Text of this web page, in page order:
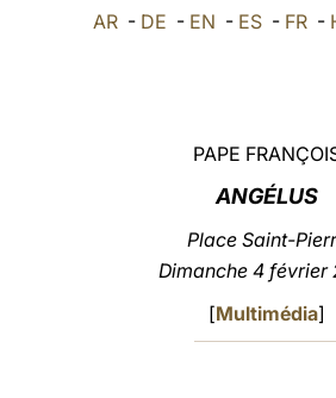
AR- DE - EN - ES- FR-
PAPE
ANGÉLUS
Place Saint-
Dimanche 4 février
[Multimédia]